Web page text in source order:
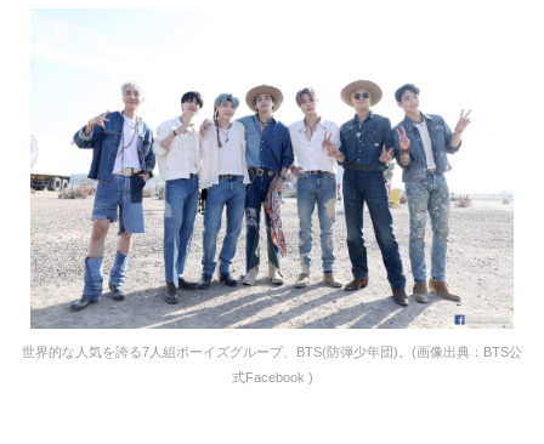
世界的な人気を誇る7人組ボーイズグループ、BTS(防弾少年団)。(画像出典：BTS公
式Facebook )